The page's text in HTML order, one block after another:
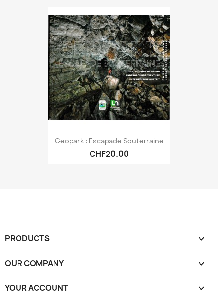
Geopark : Escapade Souterraine
CHF20.00
PRODUCTS 
OUR COMPANY 
YOUR ACCOUNT 